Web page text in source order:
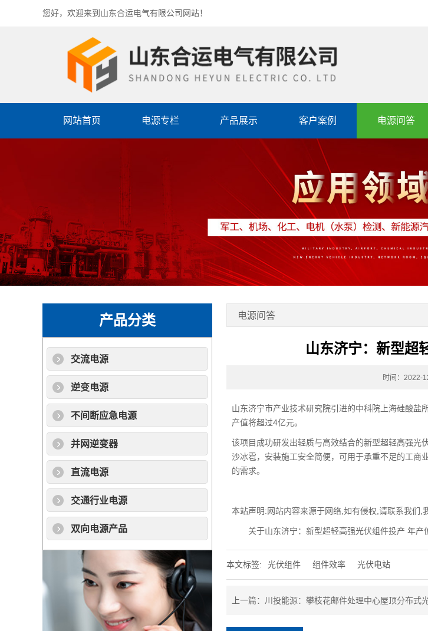
您好，欢迎来到山东合运电气有限公司网站！
网站首页 电源专栏 产品展示 客户案例 电源问答
产品分类
交流电源
逆变电源
不间断应急电源
并网逆变器
直流电源
交通行业电源
双向电源产品
电源问答
山东济宁：新型超
时间：2022-
山东济宁市产业技术研究院引进的中科院上海硅酸
产值将超过4亿元。
该项目成功研发出轻质与高效结合的新型超轻高强光
沙冰雹，安装施工安全简便，可用于承重不足的工商
的需求。
本站声明:网站内容来源于网络,如有侵权,请联系我们,
关于山东济宁：新型超轻高强光伏组件投产 年
本文标签: 光伏组件 组件效率 光伏电站
上一篇： 川投能源：攀枝花邮件处理中心屋顶分布式